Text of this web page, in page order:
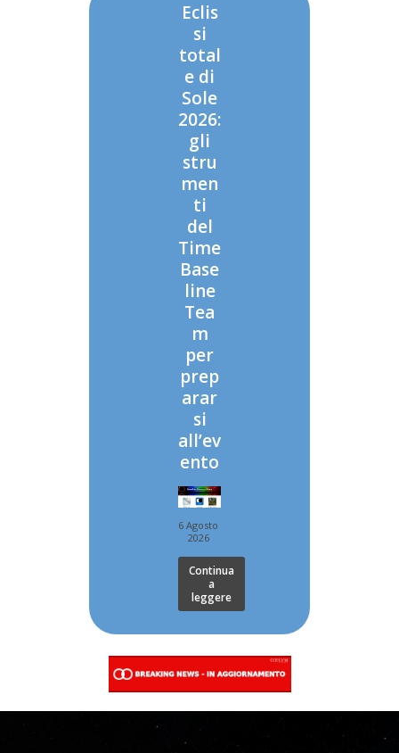
Eclis
si
total
e di
Sole
2026:
gli
stru
men
ti
del
Time
Base
line
Tea
m
per
prep
arar
si
all’ev
ento
6 Agosto
2026
Continua
a
leggere